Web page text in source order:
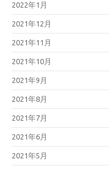
2022年1月
2021年12月
2021年11月
2021年10月
2021年9月
2021年8月
2021年7月
2021年6月
2021年5月